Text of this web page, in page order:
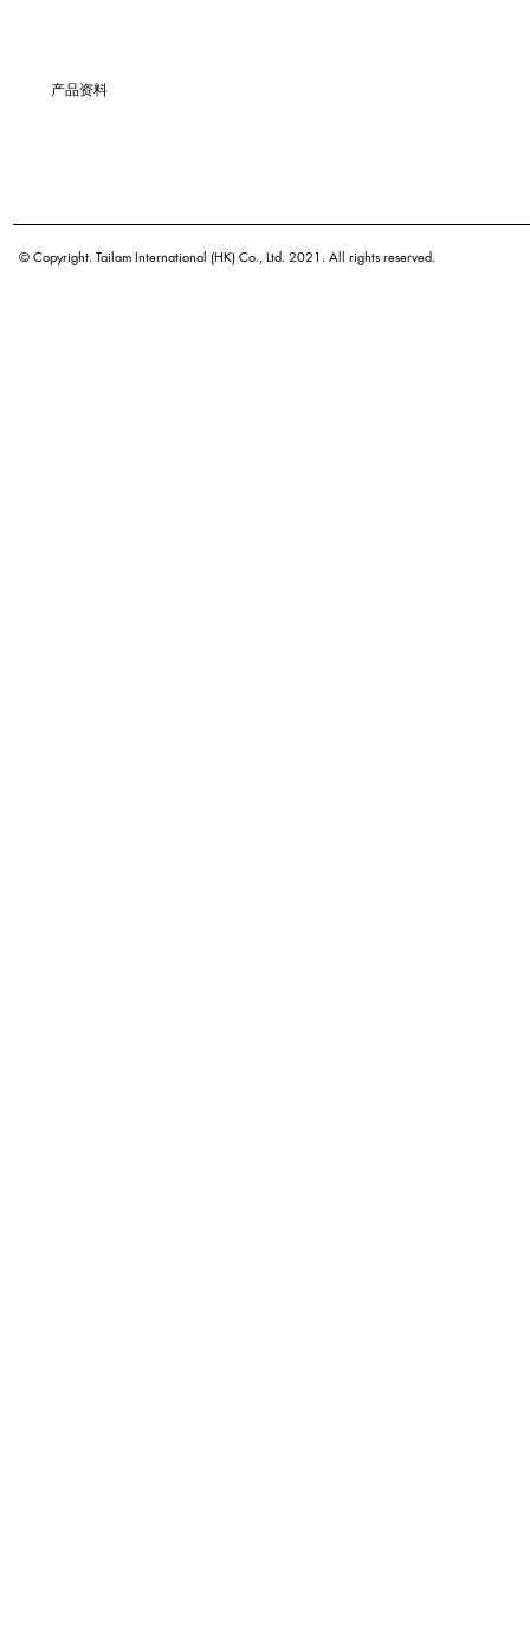
产品资料
原产地
© Copyright. Tailam International (HK) Co., Ltd. 2021. All rights reserved.